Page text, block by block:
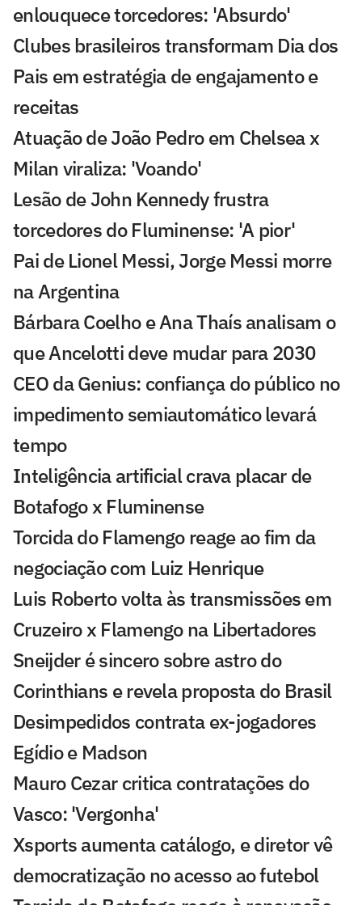
enlouquece torcedores: 'Absurdo'
Clubes brasileiros transformam Dia dos
Pais em estratégia de engajamento e
receitas
Atuação de João Pedro em Chelsea x
Milan viraliza: 'Voando'
Lesão de John Kennedy frustra
torcedores do Fluminense: 'A pior'
Pai de Lionel Messi, Jorge Messi morre
na Argentina
Bárbara Coelho e Ana Thaís analisam o
que Ancelotti deve mudar para 2030
CEO da Genius: confiança do público no
impedimento semiautomático levará
tempo
Inteligência artificial crava placar de
Botafogo x Fluminense
Torcida do Flamengo reage ao fim da
negociação com Luiz Henrique
Luis Roberto volta às transmissões em
Cruzeiro x Flamengo na Libertadores
Sneijder é sincero sobre astro do
Corinthians e revela proposta do Brasil
Desimpedidos contrata ex-jogadores
Egídio e Madson
Mauro Cezar critica contratações do
Vasco: 'Vergonha'
Xsports aumenta catálogo, e diretor vê
democratização no acesso ao futebol